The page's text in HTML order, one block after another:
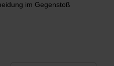
im Gegenstoß